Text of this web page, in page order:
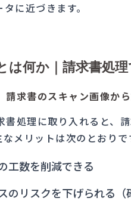
に近づきます。
は何か｜請求書処
請求書のスキャン画像か
書処理に取り入れると、
メリットは次のとおりで
工数を削減できる
のリスクを下げられる（